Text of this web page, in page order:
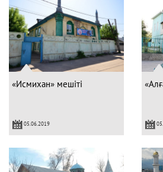
«Исмихан» мешіті
05.06.2019